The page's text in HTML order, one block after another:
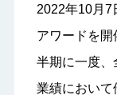
2022年10月7
アワードを
半期に一度、
業績において